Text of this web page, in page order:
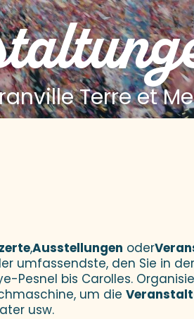
Terre et
,Ausstellungen oder
umfassendste, den Sie in
Pesnel bis Carolles.
um die
usw.